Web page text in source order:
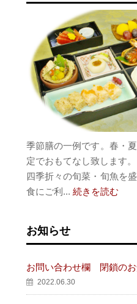
季節膳の一例です。春・
定でおもてなし致します。
四季折々の旬菜・旬魚を
食にご利... 続きを読む
お知らせ
お問い合わせ欄 閉鎖の
2022.06.30